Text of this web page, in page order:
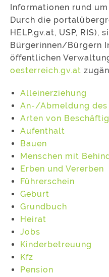
Informationen rund
Durch die
HELP.gv.at, USP, RIS),
Bürgerinnen/Bürgern
öffentlichen
oesterreich.gv.at
Alleinerziehung
An-/Abmeldung des
Arten von
Aufenthalt
Bauen
Menschen mit
Erben und Vererben
Führerschein
Geburt
Grundbuch
Heirat
Jobs
Kinderbetreuung
Kfz
Pension